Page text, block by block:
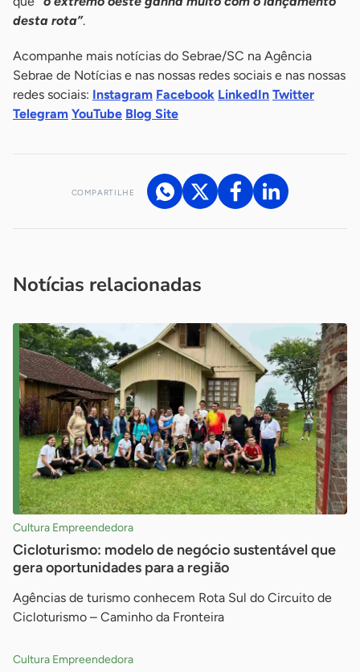
desta rota”.
Acompanhe mais notícias do Sebrae/SC na Agência
Sebrae de Notícias e nas nossas redes sociais e nas nossas
redes sociais: Instagram Facebook LinkedIn Twitter
Telegram YouTube Blog Site
COMPARTILHE
Notícias relacionadas
Cultura Empreendedora
Cicloturismo: modelo de negócio sustentável que
gera oportunidades para a região
Agências de turismo conhecem Rota Sul do Circuito de
Cicloturismo – Caminho da Fronteira
Cultura Empreendedora